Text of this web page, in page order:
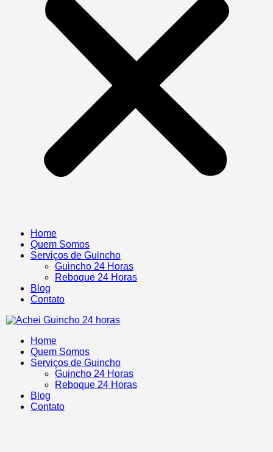
Home
Quem Somos
Serviços de Guincho
Guincho 24 Horas
Reboque 24 Horas
Blog
Contato
Home
Quem Somos
Serviços de Guincho
Guincho 24 Horas
Reboque 24 Horas
Blog
Contato